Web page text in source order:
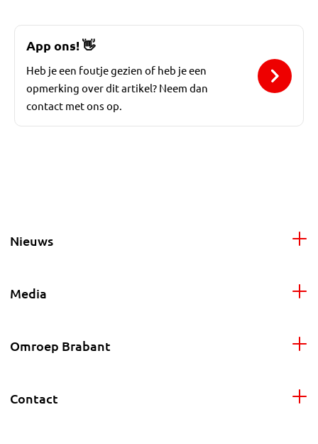
App ons!👋
Heb je een foutje gezien of heb je een
opmerking over dit artikel? Neem dan
contact met ons op.
Nieuws
Media
Omroep Brabant
Contact